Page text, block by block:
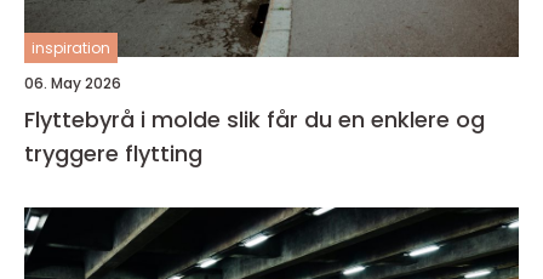
inspiration
06. May 2026
Flyttebyrå i molde slik får du en enklere og
tryggere flytting